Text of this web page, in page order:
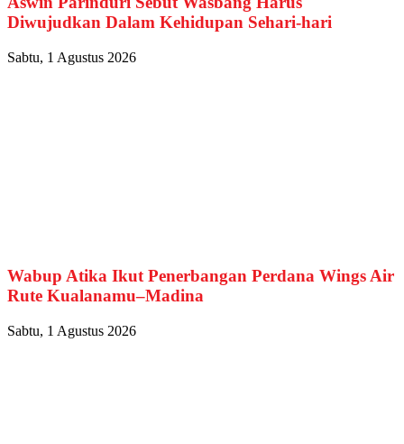
Diwujudkan Dalam Kehidupan Sehari-hari
Sabtu, 1 Agustus 2026
Wabup Atika Ikut Penerbangan Perdana Wings Air
Rute Kualanamu–Madina
Sabtu, 1 Agustus 2026